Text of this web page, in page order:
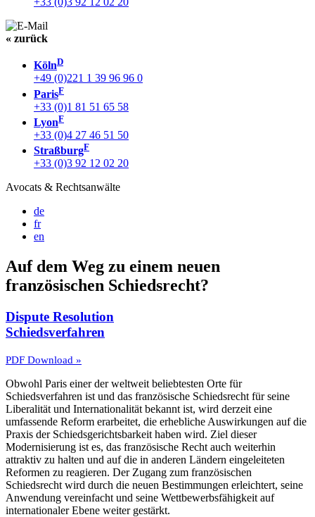
« zurück
KölnD
+49 (0)221 1 39 96 96 0
ParisF
+33 (0)1 81 51 65 58
LyonF
+33 (0)4 27 46 51 50
StraßburgF
+33 (0)3 92 12 02 20
Avocats & Rechtsanwälte
de
fr
en
Auf dem Weg zu einem neuen
französischen Schiedsrecht?
Dispute Resolution
Schiedsverfahren
PDF Download »
Obwohl Paris einer der weltweit beliebtesten Orte für
Schiedsverfahren ist und das französische Schiedsrecht für seine
Liberalität und Internationalität bekannt ist, wird derzeit eine
umfassende Reform erarbeitet, die erhebliche Auswirkungen auf die
Praxis der Schiedsgerichtsbarkeit haben wird. Ziel dieser
Modernisierung ist es, das französische Recht auch weiterhin
attraktiv zu halten und auf die in anderen Ländern eingeleiteten
Reformen zu reagieren. Der Zugang zum französischen
Schiedsrecht wird durch die neuen Bestimmungen erleichtert, seine
Anwendung vereinfacht und seine Wettbewerbsfähigkeit auf
internationaler Ebene weiter gestärkt.